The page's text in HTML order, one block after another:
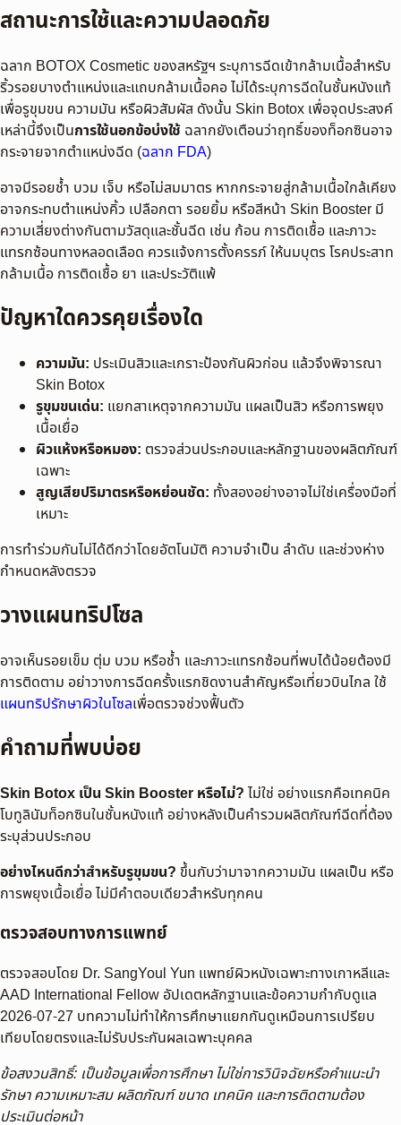
สถานะการใช้และความปลอดภัย
ฉลาก BOTOX Cosmetic ของสหรัฐฯ ระบุการฉีดเข้ากล้ามเนื้อสำหรับ
ริ้วรอยบางตำแหน่งและแถบกล้ามเนื้อคอ ไม่ได้ระบุการฉีดในชั้นหนังแท้
เพื่อรูขุมขน ความมัน หรือผิวสัมผัส ดังนั้น Skin Botox เพื่อจุดประสงค์
เหล่านี้จึงเป็นการใช้นอกข้อบ่งใช้ ฉลากยังเตือนว่าฤทธิ์ของท็อกซินอาจ
กระจายจากตำแหน่งฉีด (ฉลาก FDA)
อาจมีรอยช้ำ บวม เจ็บ หรือไม่สมมาตร หากกระจายสู่กล้ามเนื้อใกล้เคียง
อาจกระทบตำแหน่งคิ้ว เปลือกตา รอยยิ้ม หรือสีหน้า Skin Booster มี
ความเสี่ยงต่างกันตามวัสดุและชั้นฉีด เช่น ก้อน การติดเชื้อ และภาวะ
แทรกซ้อนทางหลอดเลือด ควรแจ้งการตั้งครรภ์ ให้นมบุตร โรคประสาท
กล้ามเนื้อ การติดเชื้อ ยา และประวัติแพ้
ปัญหาใดควรคุยเรื่องใด
ความมัน: ประเมินสิวและเกราะป้องกันผิวก่อน แล้วจึงพิจารณา
Skin Botox
รูขุมขนเด่น: แยกสาเหตุจากความมัน แผลเป็นสิว หรือการพยุง
เนื้อเยื่อ
ผิวแห้งหรือหมอง: ตรวจส่วนประกอบและหลักฐานของผลิตภัณฑ์
เฉพาะ
สูญเสียปริมาตรหรือหย่อนชัด: ทั้งสองอย่างอาจไม่ใช่เครื่องมือที่
เหมาะ
การทำร่วมกันไม่ได้ดีกว่าโดยอัตโนมัติ ความจำเป็น ลำดับ และช่วงห่าง
กำหนดหลังตรวจ
วางแผนทริปโซล
อาจเห็นรอยเข็ม ตุ่ม บวม หรือช้ำ และภาวะแทรกซ้อนที่พบได้น้อยต้องมี
การติดตาม อย่าวางการฉีดครั้งแรกชิดงานสำคัญหรือเที่ยวบินไกล ใช้
แผนทริปรักษาผิวในโซลเพื่อตรวจช่วงฟื้นตัว
คำถามที่พบบ่อย
Skin Botox เป็น Skin Booster หรือไม่? ไม่ใช่ อย่างแรกคือเทคนิค
โบทูลินัมท็อกซินในชั้นหนังแท้ อย่างหลังเป็นคำรวมผลิตภัณฑ์ฉีดที่ต้อง
ระบุส่วนประกอบ
อย่างไหนดีกว่าสำหรับรูขุมขน? ขึ้นกับว่ามาจากความมัน แผลเป็น หรือ
การพยุงเนื้อเยื่อ ไม่มีคำตอบเดียวสำหรับทุกคน
ตรวจสอบทางการแพทย์
ตรวจสอบโดย Dr. SangYoul Yun แพทย์ผิวหนังเฉพาะทางเกาหลีและ
AAD International Fellow อัปเดตหลักฐานและข้อความกำกับดูแล
2026-07-27 บทความไม่ทำให้การศึกษาแยกกันดูเหมือนการเปรียบ
เทียบโดยตรงและไม่รับประกันผลเฉพาะบุคคล
ข้อสงวนสิทธิ์: เป็นข้อมูลเพื่อการศึกษา ไม่ใช่การวินิจฉัยหรือคำแนะนำ
รักษา ความเหมาะสม ผลิตภัณฑ์ ขนาด เทคนิค และการติดตามต้อง
ประเมินต่อหน้า